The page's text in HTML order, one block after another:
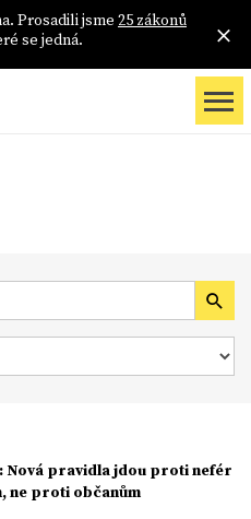
Prosadili jsme 25 zákonů
se jedná.
Nová pravidla jdou proti nefér
ne proti občanům